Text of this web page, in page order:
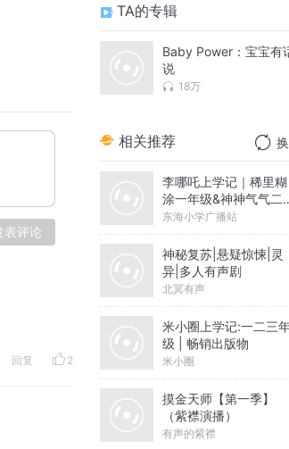
表评论
回复 2
TA的专辑
Baby Power：宝宝有
说
18万
相关推荐
李哪吒上学记｜稀里糊
涂一年级&神神气气二
级
东海小学广播站
神秘复苏|悬疑惊悚|灵
异|多人有声剧
北冥有声
米小圈上学记:一二三
级 | 畅销出版物
米小圈
摸金天师【第一季】
（紫襟演播）
有声的紫襟